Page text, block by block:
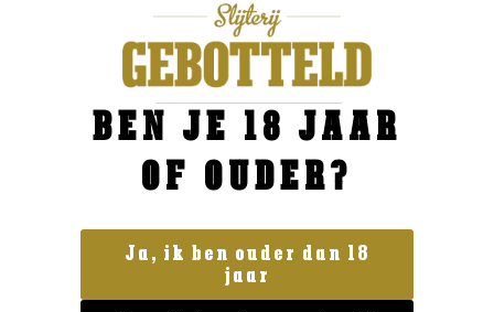
Geen categorie
BEN JE 18 JAAR
OF OUDER?
Ja, ik ben ouder dan 18
jaar